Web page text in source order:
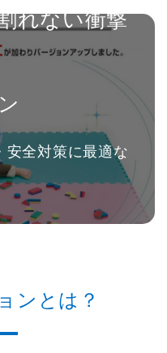
れない衝撃
安全対策に最適な
ンとは？